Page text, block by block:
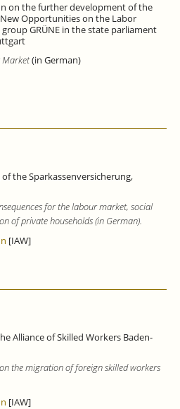
on the further development of the
Opportunities on the Labor
GRÜNE in the state parliament
Market(in German)
the Sparkassenversicherung,
for the labour market, social
of private households (in German).
[IAW]
Alliance of Skilled Workers Baden-
the migration of foreign skilled workers
[IAW]